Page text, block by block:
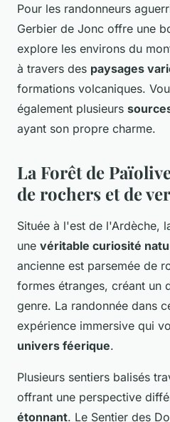
Pour les randonneurs
Gerbier de Jonc offre une
explore les environs du
à travers des paysages
formations volcaniques.
également plusieurs
ayant son propre charme.
La Forêt de
de rochers et de
Située à l'est de l'Ardèche,
une véritable curiosité
ancienne est parsemée de
formes étranges, créant un
genre. La randonnée dans
expérience immersive qui
univers féerique.
Plusieurs sentiers balisés
offrant une perspective
étonnant. Le Sentier des